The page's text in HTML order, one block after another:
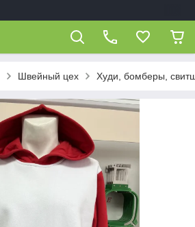
Швейный цех Худи, бомберы,